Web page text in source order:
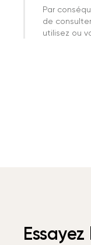
Par
de
utilisez ou